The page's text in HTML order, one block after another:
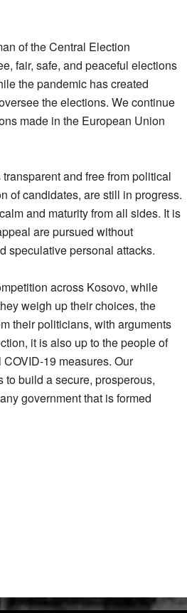
of the Central Election
fair, safe, and peaceful elections
the pandemic has created
the elections. We continue
made in the European Union
and free from political
of candidates, are still in progress.
and maturity from all sides. It is
are pursued without
speculative personal attacks.
across Kosovo, while
weigh up their choices, the
their politicians, with arguments
it is also up to the people of
19 measures. Our
to build a secure, prosperous,
government that is formed